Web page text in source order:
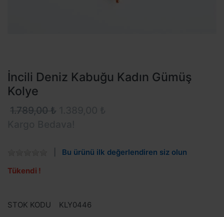
İncili Deniz Kabuğu Kadın Gümüş
Kolye
1.789,00 ₺
Bu ürünü ilk değerlendiren siz olun
Tükendi !
STOK KODU KLY0446